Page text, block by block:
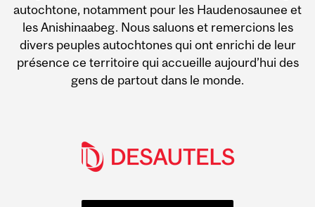
autochtone, notamment pour les Haudenosaunee et
les Anishinaabeg. Nous saluons et remercions les
divers peuples autochtones qui ont enrichi de leur
présence ce territoire qui accueille aujourd’hui des
gens de partout dans le monde.